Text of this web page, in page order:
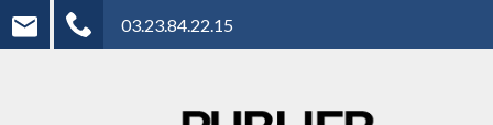
03.23.84.22.15